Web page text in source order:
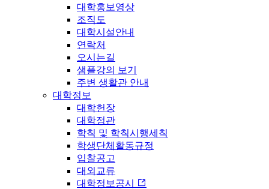
대학홍보영상
조직도
대학시설안내
연락처
오시는길
샘플강의 보기
주변 생활관 안내
대학정보
대학헌장
대학정관
학칙 및 학칙시행세칙
학생단체활동규정
입찰공고
대외교류
대학정보공시